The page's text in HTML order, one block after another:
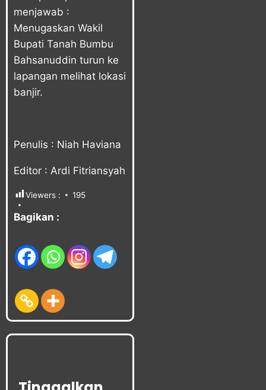
menjawab :
Menugaskan Wakil
Bupati Tanah Bumbu
Bahsanuddin turun ke
lapangan melihat lokasi
banjir.
Penulis : Niah Haviana
Editor : Ardi Fitriansyah
Viewers : 195
Bagikan :